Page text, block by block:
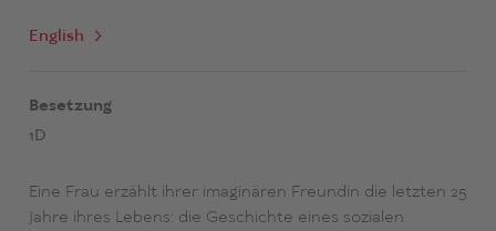
English
Besetzung
1D
Eine Frau erzählt ihrer imaginären Freundin die letzten 25
Jahre ihres Lebens: die Geschichte eines sozialen